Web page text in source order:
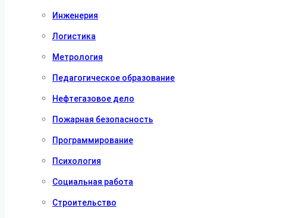
Инженерия
Логистика
Метрология
Педагогическое образование
Нефтегазовое дело
Пожарная безопасность
Программирование
Психология
Социальная работа
Строительство